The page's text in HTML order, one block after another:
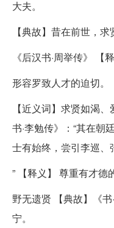
大夫。
【典故】昔在前世，求
《后汉书·周举传》 【
形容罗致人才的迫切。
【近义词】求贤如渴
书·李勉传》：“其在朝
士有始终，尝引李巡、
” 【释义】 尊重有才德
野无遗贤 【典故】《
宁。